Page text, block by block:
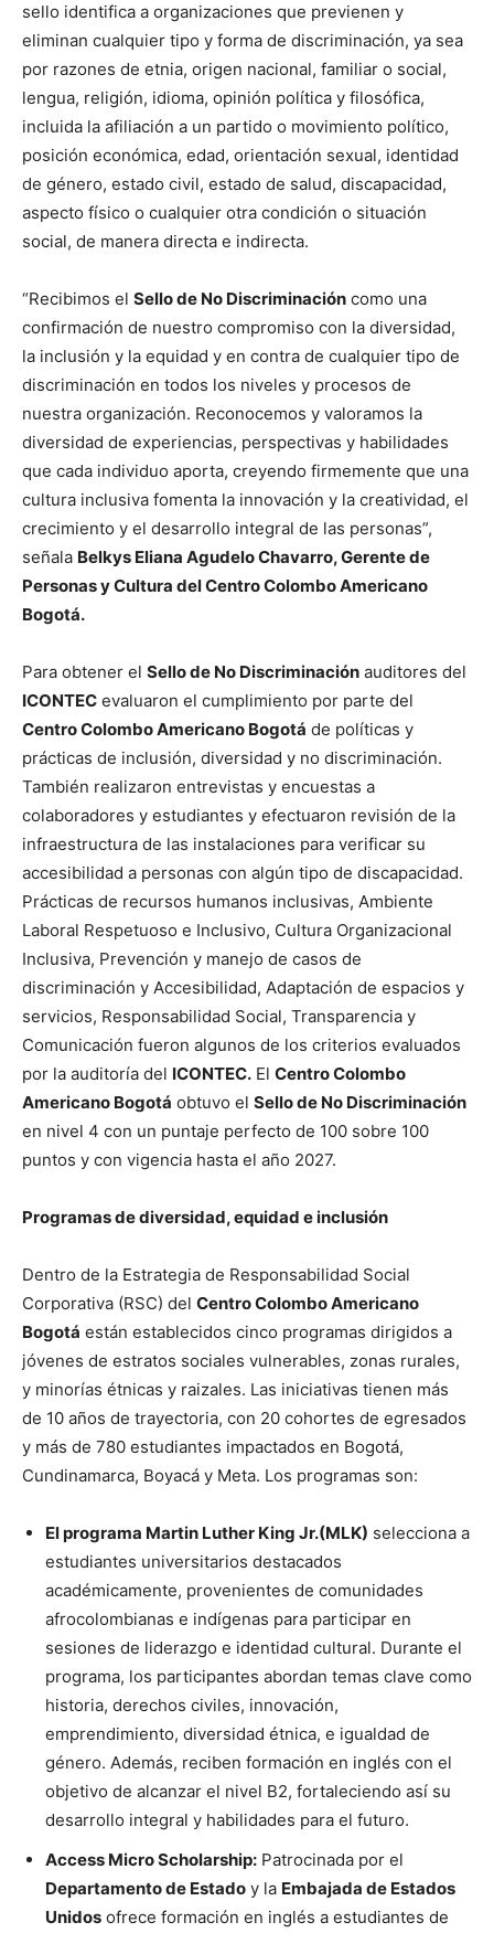
sello identifica a organizaciones que previenen y
eliminan cualquier tipo y forma de discriminación, ya sea
por razones de etnia, origen nacional, familiar o social,
lengua, religión, idioma, opinión política y filosófica,
incluida la afiliación a un partido o movimiento político,
posición económica, edad, orientación sexual, identidad
de género, estado civil, estado de salud, discapacidad,
aspecto físico o cualquier otra condición o situación
social, de manera directa e indirecta.
“Recibimos el Sello de No Discriminación como una
confirmación de nuestro compromiso con la diversidad,
la inclusión y la equidad y en contra de cualquier tipo de
discriminación en todos los niveles y procesos de
nuestra organización. Reconocemos y valoramos la
diversidad de experiencias, perspectivas y habilidades
que cada individuo aporta, creyendo firmemente que una
cultura inclusiva fomenta la innovación y la creatividad, el
crecimiento y el desarrollo integral de las personas”,
señala Belkys Eliana Agudelo Chavarro, Gerente de
Personas y Cultura del Centro Colombo Americano
Bogotá.
Para obtener el Sello de No Discriminación auditores del
ICONTEC evaluaron el cumplimiento por parte del
Centro Colombo Americano Bogotá de políticas y
prácticas de inclusión, diversidad y no discriminación.
También realizaron entrevistas y encuestas a
colaboradores y estudiantes y efectuaron revisión de la
infraestructura de las instalaciones para verificar su
accesibilidad a personas con algún tipo de discapacidad.
Prácticas de recursos humanos inclusivas, Ambiente
Laboral Respetuoso e Inclusivo, Cultura Organizacional
Inclusiva, Prevención y manejo de casos de
discriminación y Accesibilidad, Adaptación de espacios y
servicios, Responsabilidad Social, Transparencia y
Comunicación fueron algunos de los criterios evaluados
por la auditoría del ICONTEC. El Centro Colombo
Americano Bogotá obtuvo el Sello de No Discriminación
en nivel 4 con un puntaje perfecto de 100 sobre 100
puntos y con vigencia hasta el año 2027.
Programas de diversidad, equidad e inclusión
Dentro de la Estrategia de Responsabilidad Social
Corporativa (RSC) del Centro Colombo Americano
Bogotá están establecidos cinco programas dirigidos a
jóvenes de estratos sociales vulnerables, zonas rurales,
y minorías étnicas y raizales. Las iniciativas tienen más
de 10 años de trayectoria, con 20 cohortes de egresados
y más de 780 estudiantes impactados en Bogotá,
Cundinamarca, Boyacá y Meta. Los programas son:
El programa Martin Luther King Jr.(MLK) selecciona a
estudiantes universitarios destacados
académicamente, provenientes de comunidades
afrocolombianas e indígenas para participar en
sesiones de liderazgo e identidad cultural. Durante el
programa, los participantes abordan temas clave como
historia, derechos civiles, innovación,
emprendimiento, diversidad étnica, e igualdad de
género. Además, reciben formación en inglés con el
objetivo de alcanzar el nivel B2, fortaleciendo así su
desarrollo integral y habilidades para el futuro.
Access Micro Scholarship: Patrocinada por el
Departamento de Estado y la Embajada de Estados
Unidos ofrece formación en inglés a estudiantes de